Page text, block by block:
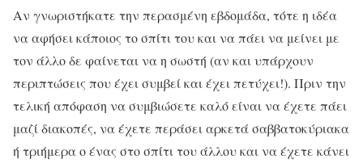
Αν γνωριστήκατε την περασμένη εβδομάδα, τότε η ιδέα
να αφήσει κάποιος το σπίτι του και να πάει να μείνει με
τον άλλο δε φαίνεται να η σωστή (αν και υπάρχουν
περιπτώσεις που έχει συμβεί και έχει πετύχει!). Πριν την
τελική απόφαση να συμβιώσετε καλό είναι να έχετε πάει
μαζί διακοπές, να έχετε περάσει αρκετά σαββατοκύριακα
ή τριήμερα ο ένας στο σπίτι του άλλου και να έχετε κάνει